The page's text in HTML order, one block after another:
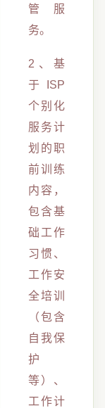
管服
务。
2、基
于ISP
个别化
服务计
划的职
前训练
内容，
包含基
础工作
习惯、
工作安
全培训
（包含
自我保
护
等）、
工作计